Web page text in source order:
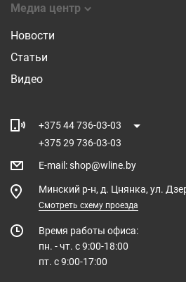
Медиа центр
Новости
Статьи
Видео
+375 44 736-03-03
+375 29 736-03-03
E-mail :shop@wline.by
Минский р-н, д. Цнянка, ул.
Смотреть схему проезда
Время работы офиса:
пн. - чт. с 9:00-18:00
пт. с 9:00-17:00